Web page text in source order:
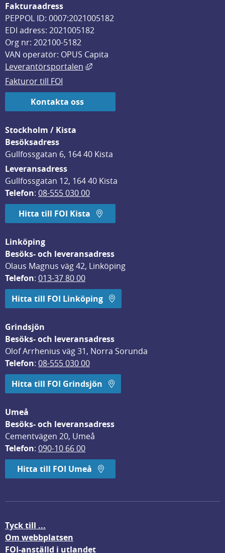
Fakturaadress
PEPPOL ID: 0007:2021005182
EDI adress: 2021005182
Org nr: 202100-5182
VAN operatör: OPUS Capita
Leverantörsportalen
Länk till annan webbplats, öppnas
Fakturor till FOI
Kontakta oss
Stockholm / Kista
Besöksadress
Gullfossgatan 6, 164 40 Kista
Leveransadress
Gullfossgatan 12, 164 40 Kista
Telefon: 08-555 030 00
Hitta till FOI Kista
Linköping
Besöks- och leveransadress
Olaus Magnus väg 42, Linköping
Telefon: 013-37 80 00
Hitta till FOI Linköping
Grindsjön
Besöks- och leveransadress
Olof Arrhenius väg 31, Norra Sorunda
Telefon: 08-555 030 00
Hitta till FOI Grindsjön
Umeå
Besöks- och leveransadress
Cementvägen 20, Umeå
Telefon: 090-10 66 00
Hitta till FOI Umeå
Tyck till ...
Om webbplatsen
FOI-anställd i utlandet